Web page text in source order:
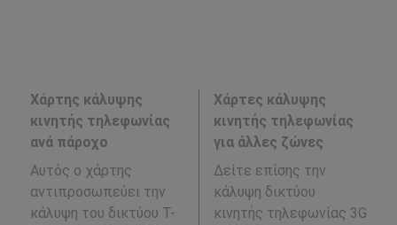
Χάρτης κάλυψης
κινητής τηλεφωνίας
ανά πάροχο
Αυτός ο χάρτης
αντιπροσωπεύει την
κάλυψη του δικτύου T-
Χάρτες κάλυψης
κινητής τηλεφωνίας
για άλλες ζώνες
Δείτε επίσης την
κάλυψη δικτύου
κινητής τηλεφωνίας 3G